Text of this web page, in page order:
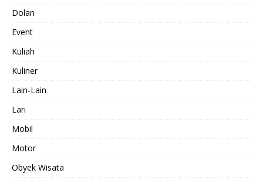
Dolan
Event
Kuliah
Kuliner
Lain-Lain
Lari
Mobil
Motor
Obyek Wisata